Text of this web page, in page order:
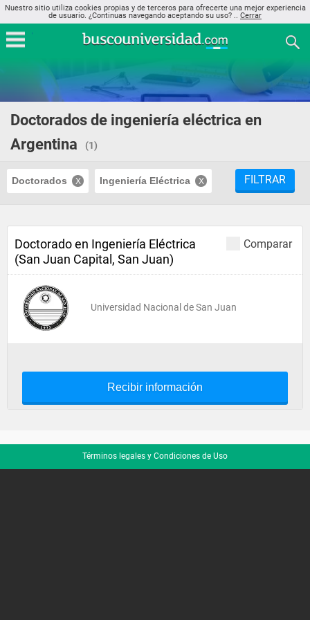
Nuestro sitio utiliza cookies propias y de terceros para ofrecerte una mejor experiencia
de usuario. ¿Continuas navegando aceptando su uso? .. Cerrar
Doctorados de ingeniería eléctrica en
Argentina
(1)
Doctorados Ingeniería Eléctrica FILTRAR
Comparar
Doctorado en Ingeniería Eléctrica
(San Juan Capital, San Juan)
Universidad Nacional de San Juan
Recibir información
Términos legales y Condiciones de Uso